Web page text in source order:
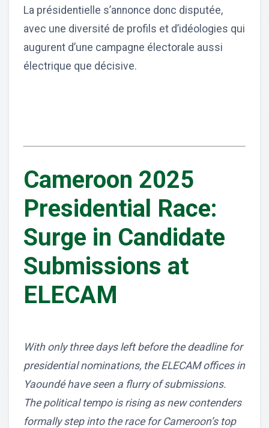
La présidentielle s’annonce donc disputée,
avec une diversité de profils et d’idéologies qui
augurent d’une campagne électorale aussi
électrique que décisive.
Cameroon 2025
Presidential Race:
Surge in Candidate
Submissions at
ELECAM
With only three days left before the deadline for
presidential nominations, the ELECAM offices in
Yaoundé have seen a flurry of submissions.
The political tempo is rising as new contenders
formally step into the race for Cameroon’s top